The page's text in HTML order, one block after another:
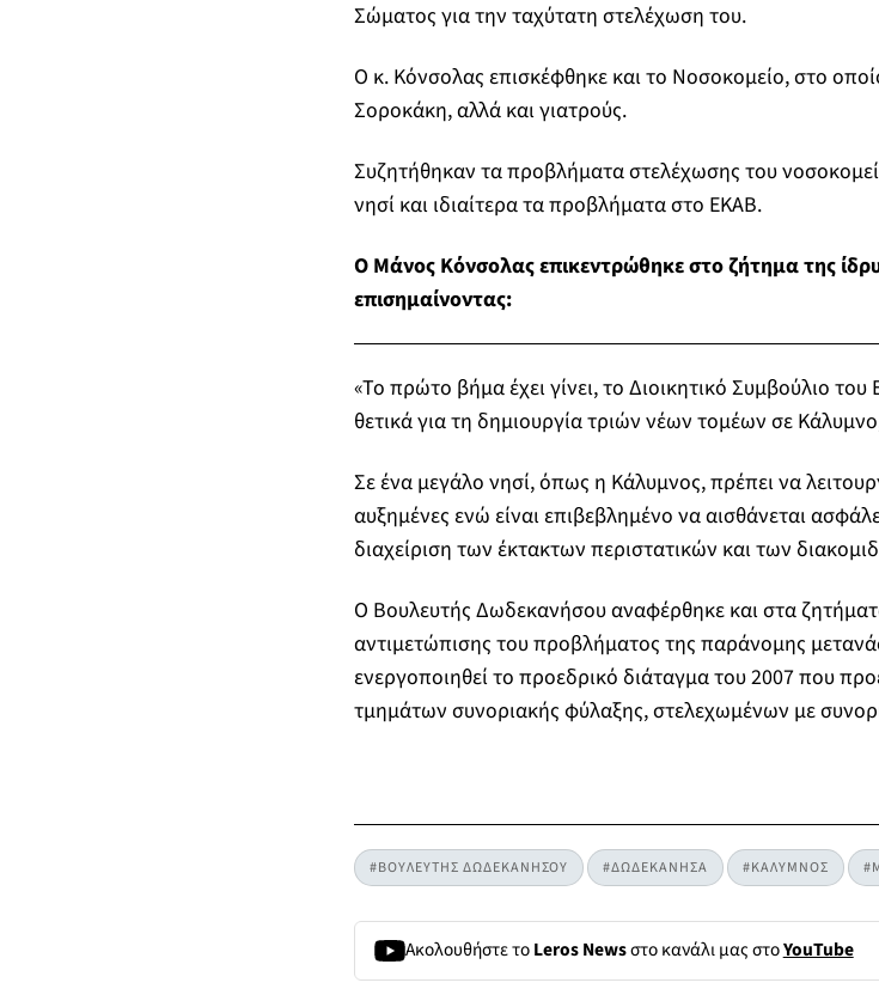
Σώματος για την ταχύτατη στελέχωση του.
Ο κ. Κόνσολας επισκέφθηκε και το Νοσοκομείο, στο
Σοροκάκη, αλλά και γιατρούς.
Συζητήθηκαν τα προβλήματα στελέχωσης του
νησί και ιδιαίτερα τα προβλήματα στο ΕΚΑΒ.
Ο Μάνος Κόνσολας επικεντρώθηκε στο ζήτημα της
επισημαίνοντας:
«Το πρώτο βήμα έχει γίνει, το Διοικητικό Συμβούλιο
θετικά για τη δημιουργία τριών νέων τομέων σε
Σε ένα μεγάλο νησί, όπως η Κάλυμνος, πρέπει να
αυξημένες ενώ είναι επιβεβλημένο να αισθάνεται
διαχείριση των έκτακτων περιστατικών και των
Ο Βουλευτής Δωδεκανήσου αναφέρθηκε και στα
αντιμετώπισης του προβλήματος της παράνομης
ενεργοποιηθεί το προεδρικό διάταγμα του 2007 που
τμημάτων συνοριακής φύλαξης, στελεχωμένων με
#ΒΟΥΛΕΥΤΗΣ ΔΩΔΕΚΑΝΗΣΟΥ #ΔΩΔΕΚΑΝΗΣΑ #ΚΑΛΥΜΝΟΣ
Ακολουθήστε τοLeros Newsστο κανάλι μας στοYouTube